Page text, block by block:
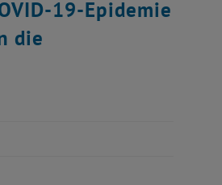
19-Epidemie
die